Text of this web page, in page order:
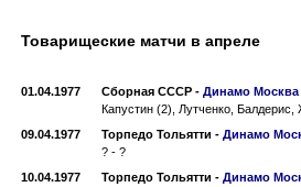
Товарищеские матчи в апреле
01.04.1977 Сборная СССР - Динамо Москва
Капустин (2), Лутченко,
09.04.1977
Торпедо Тольятти - Динамо
? - ?
10.04.1977
Торпедо Тольятти - Динамо